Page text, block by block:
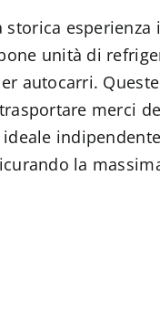
storica esperienza
unità di
autocarri.
merci
la